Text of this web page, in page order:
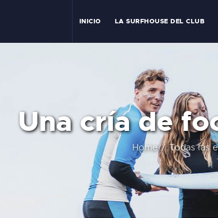
INICIO LA SURFHOUSE DEL CLUB
Una cría de
Home Todas las